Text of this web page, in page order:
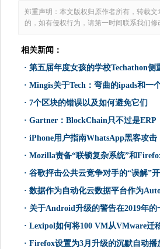
郑重声明：本文版权归原作者所有，转载文
的，如有侵权行为，请第一时间联系我们修
相关新闻：
· 第五届年度女孩的学校Techathon
· Mingis关于Tech：弯曲的ipads和一
· 7个区块的错误以及如何避免它们
· Gartner：BlockChain只不过是ERP
· iPhone用户指南WhatsApp黑客攻击
· Mozilla责备“联锁复杂系统”和
· 谷歌抨击公共云竞争对手的“误解”
· 数据作为自动化云数据平台作为
· 关于Android升级的警告在2019年的
· Lexipol如何将100 VM从VMware迁
· Firefox设置为3月升级的沉默自动播